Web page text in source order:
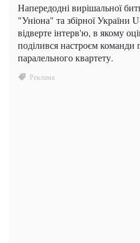
Напередодні вирішальної
"Уніона" та збірної України
відверте інтерв'ю, в якому
поділився настроєм команди
паралельного квартету.